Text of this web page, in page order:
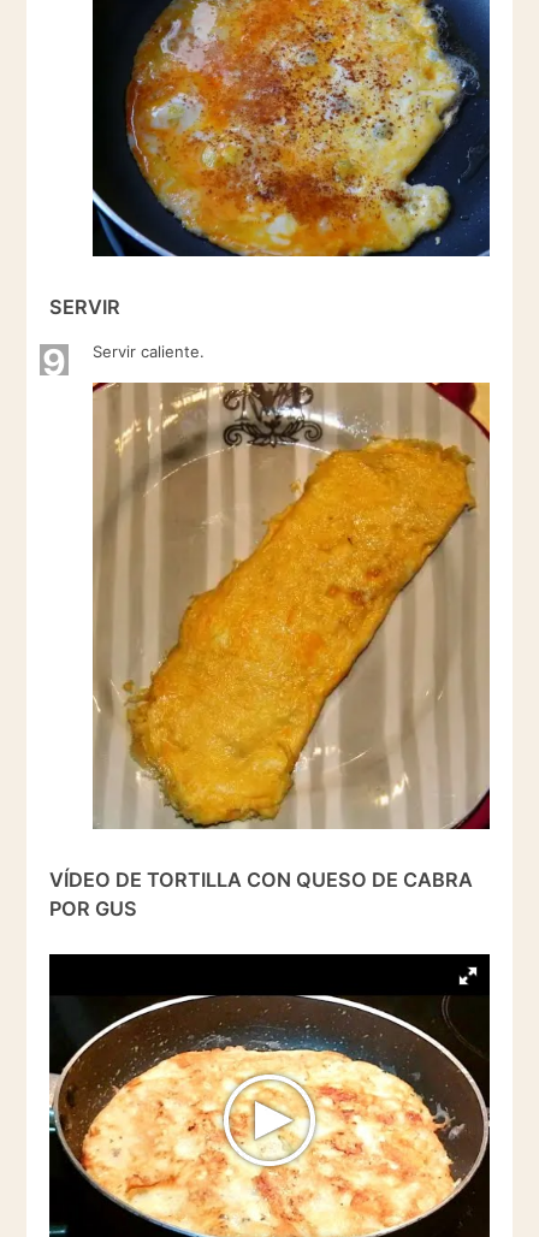
SERVIR
9 Servir caliente.
VÍDEO DE TORTILLA CON QUESO DE CABRA
POR GUS